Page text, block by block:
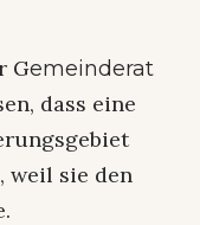
Gemeinderat
dass eine
weil sie den